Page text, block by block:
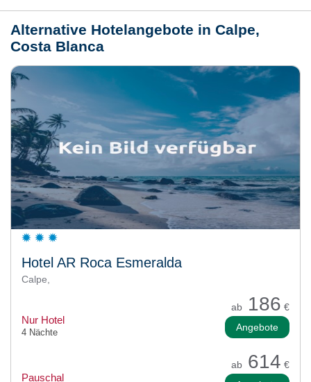
Alternative Hotelangebote in Calpe,
Costa Blanca
Hotel AR Roca Esmeralda
Calpe,
ab 186 €
Nur Hotel
4 Nächte Angebote
ab 614 €
Pauschal